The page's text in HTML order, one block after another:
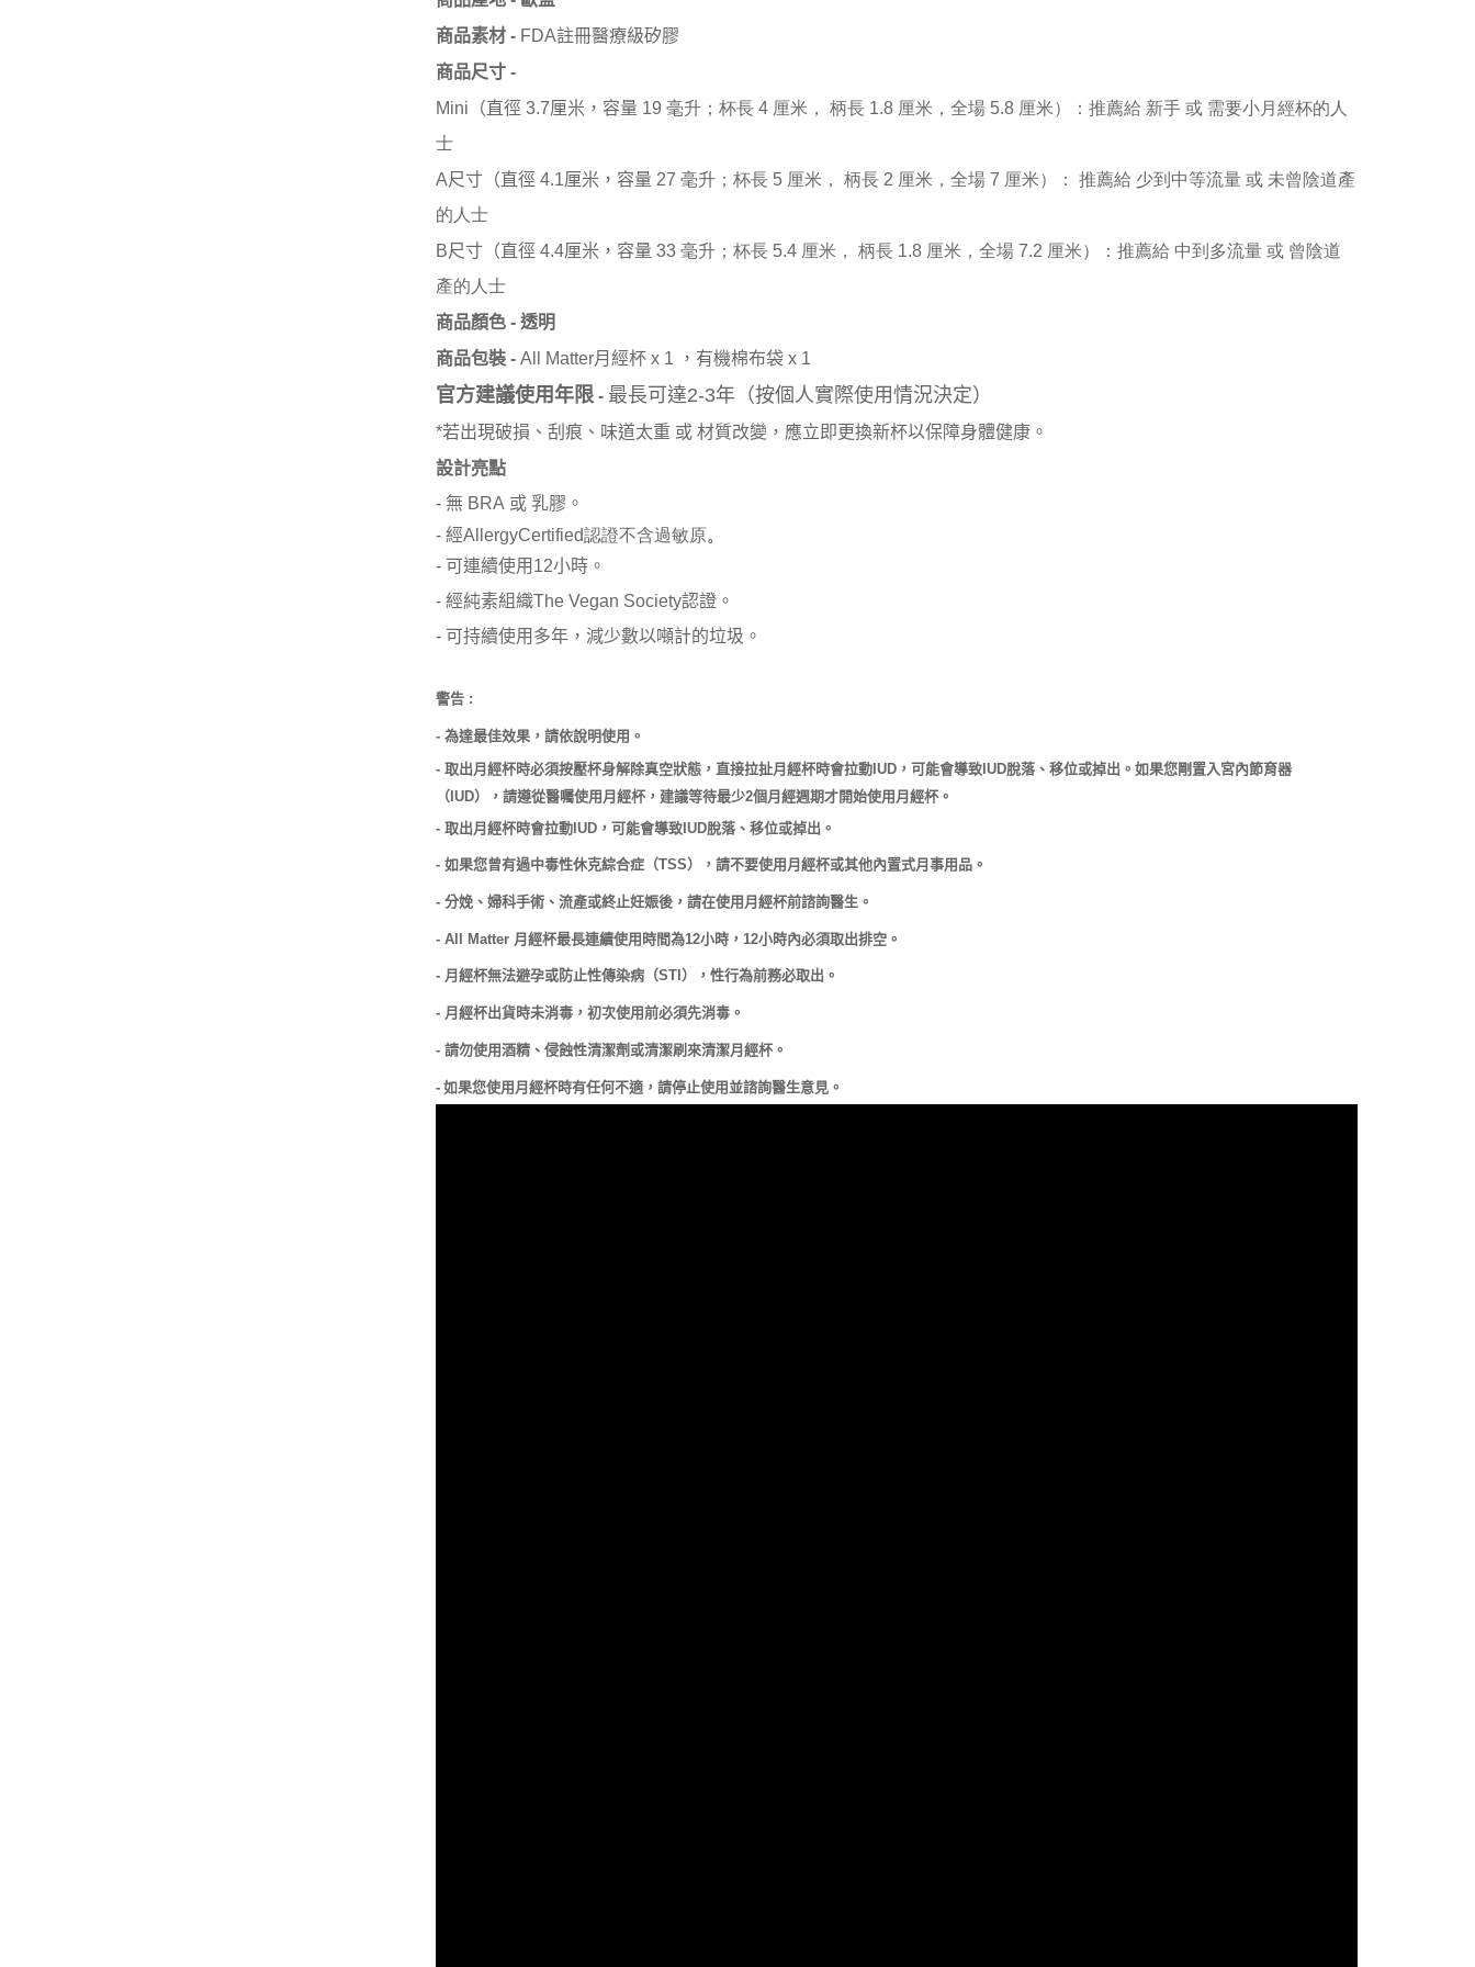
商品素材 - FDA註冊醫療級矽膠
商品尺寸 -
Mini
（直徑 3.7厘米，容量 19 毫升；杯長 4 厘米， 柄長 1.8 厘米，全場 5.8 厘米）：推薦給 新手 或 需要小月經杯的人
士
A尺寸（直徑 4.1厘米，容量 27 毫升；杯長 5 厘米， 柄長 2 厘米，全場 7 厘米）：
推薦給 少到中等流量 或 未曾陰道產
的人士
B尺寸（直徑 4.4厘米，容量 33 毫升；杯長 5.4 厘米， 柄長 1.8 厘米，全場 7.2 厘米）： 推薦給 中到多流量 或 曾陰道
產的人士
商品顏色 - 透明
商品包裝 - All Matter月經杯 x 1 ，有機棉布袋 x 1
官方建議使用年限 - 最長可達2-3年（按個人實際使用情況決定）
*若出現破損、刮痕、味道太重 或 材質改變，應立即更換新杯以保障身體健康。
設計亮點
- 無 BRA 或 乳膠。
- 經AllergyCertified認證不含過敏原。
- 可連續使用 12小時 。
- 經純素組織The Vegan Society認證。
- 可持續使用多年，減少數以噸計的垃圾。
警告 :
- 為達最佳效果，請依說明使用。
- 取出月經杯時必須按壓杯身解除真空狀態，直接拉扯月經杯時會拉動 IUD ，可能會導致 IUD脫落、移位或掉出。如果您剛置入宮內節育器
（ IUD），請遵從醫囑使用月經杯，建議等待最少2個月經週期才開始使用月經杯。
- 取出月經杯時會拉動 IUD ，可能會導致 IUD脫落、移位或掉出。
- 如果您曾有過中毒性休克綜合症（TSS）， 請不要使用月經杯或其他內置式月事用品 。
- 分娩、婦科手術、流產或終止妊娠後，請在使用月經杯前諮詢醫生。
- All Matter 月經杯最長連續使用時間為12小時， 12小時內必須取出排空。
- 月經杯無法避孕或防止性傳染病（STI ），性行為前務必取出。
- 月經杯出貨時未消毒，初次使用前必須先消毒。
- 請勿使用酒精、侵蝕性清潔劑或清潔刷來清潔月經杯。
-如果您使用月經杯時有任何不適，請停止使用並諮詢醫生意見。